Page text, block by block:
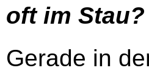
oft im Stau?
Gerade in